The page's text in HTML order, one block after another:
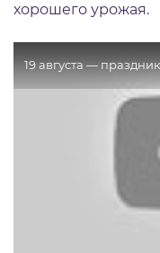
хорошего урожая.